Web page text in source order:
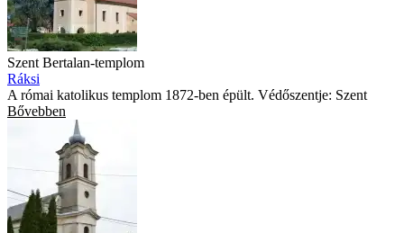
Szent Bertalan-templom
Ráksi
A római katolikus templom 1872-ben épült. Védőszentje: Szent
Bővebben